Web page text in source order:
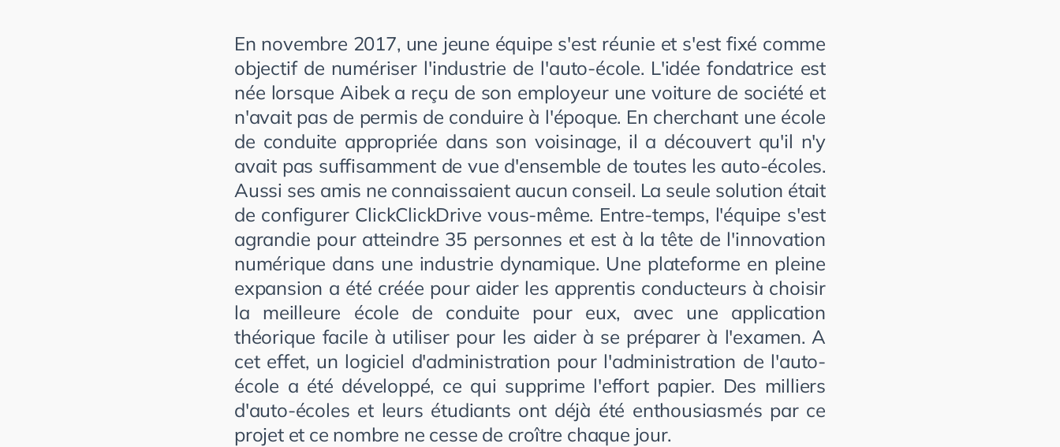
En novembre 2017, une jeune équipe s'est réunie et s'est fixé comme
objectif de numériser l'industrie de l'auto-école. L'idée fondatrice est
née lorsque Aibek a reçu de son employeur une voiture de société et
n'avait pas de permis de conduire à l'époque. En cherchant une école
de conduite appropriée dans son voisinage, il a découvert qu'il n'y
avait pas suffisamment de vue d'ensemble de toutes les auto-écoles.
Aussi ses amis ne connaissaient aucun conseil. La seule solution était
de configurer ClickClickDrive vous-même. Entre-temps, l'équipe s'est
agrandie pour atteindre 35 personnes et est à la tête de l'innovation
numérique dans une industrie dynamique. Une plateforme en pleine
expansion a été créée pour aider les apprentis conducteurs à choisir
la meilleure école de conduite pour eux, avec une application
théorique facile à utiliser pour les aider à se préparer à l'examen. A
cet effet, un logiciel d'administration pour l'administration de l'auto-
école a été développé, ce qui supprime l'effort papier. Des milliers
d'auto-écoles et leurs étudiants ont déjà été enthousiasmés par ce
projet et ce nombre ne cesse de croître chaque jour.